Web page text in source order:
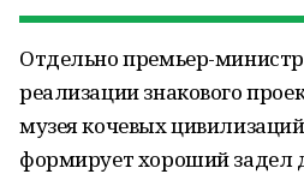
Отдельно премьер-
реализации знакового
музея кочевых
формирует хороший задел